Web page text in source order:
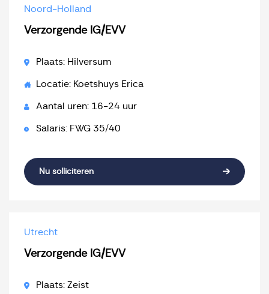
Noord-Holland
Verzorgende IG/EVV
Plaats: Hilversum
Locatie: Koetshuys Erica
Aantal uren: 16-24 uur
Salaris: FWG 35/40
Nu solliciteren
Utrecht
Verzorgende IG/EVV
Plaats: Zeist